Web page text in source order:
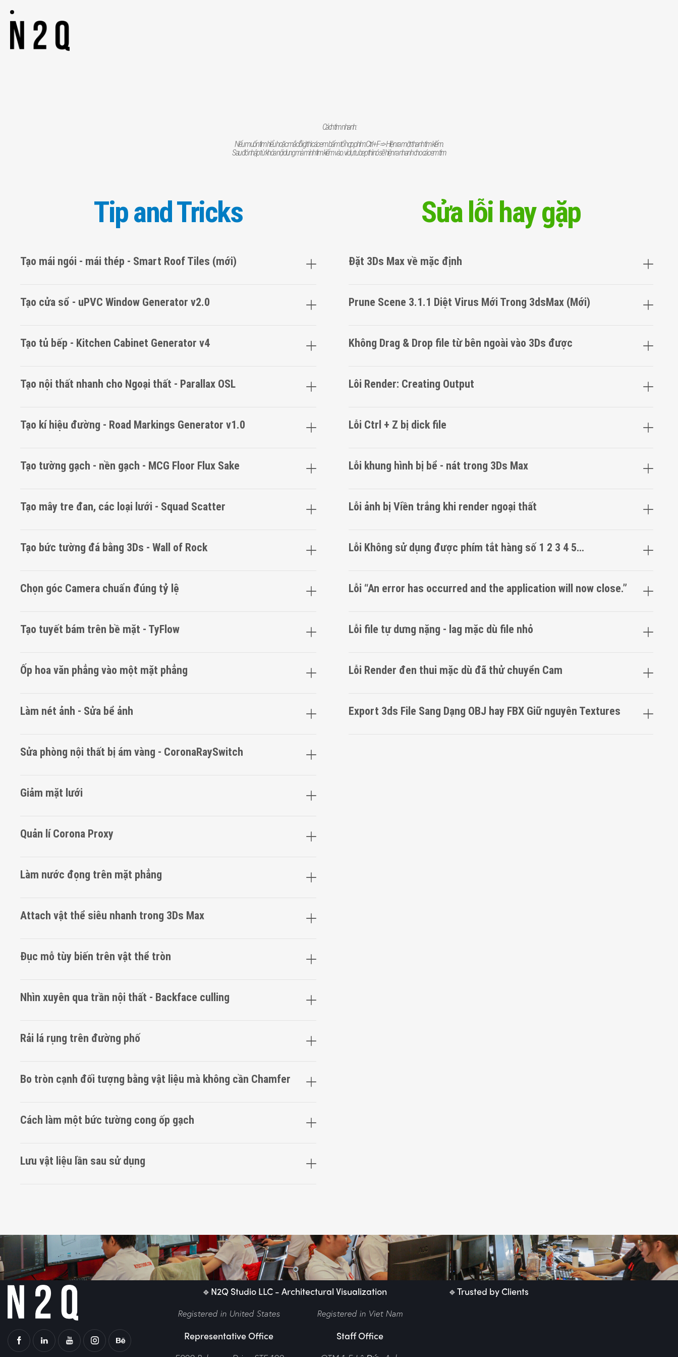
Cách tìm nhanh:
Nếu muốn tìm hiểu hoặc mắc lỗi gì thì các em bấm tổ hợp phím: Ctrl + F => Hiện ra một thanh tìm kiếm.
Sau đó nhập từ khóa nội dung mà mình tìm kiếm vào. ví dụ: tu bep thì nó sẽ hiện ra nhanh cho các em tìm
Tip and Tricks
Tạo mái ngói - mái thép - Smart Roof Tiles (mới)
Tạo cửa sổ - uPVC Window Generator v2.0
Tạo tủ bếp - Kitchen Cabinet Generator v4
Tạo nội thất nhanh cho Ngoại thất - Parallax OSL
Tạo kí hiệu đường - Road Markings Generator v1.0
Tạo tường gạch - nền gạch - MCG Floor Flux Sake
Tạo mây tre đan, các loại lưới - Squad Scatter
Tạo bức tường đá bằng 3Ds - Wall of Rock
Chọn góc Camera chuẩn đúng tỷ lệ
Tạo tuyết bám trên bề mặt - TyFlow
Ốp hoa văn phẳng vào một mặt phẳng
Làm nét ảnh - Sửa bể ảnh
Sửa phòng nội thất bị ám vàng - CoronaRaySwitch
Giảm mặt lưới
Quản lí Corona Proxy
Làm nước đọng trên mặt phẳng
Attach vật thể siêu nhanh trong 3Ds Max
Đục mỗ tùy biến trên vật thể tròn
Nhìn xuyên qua trần nội thất - Backface culling
Rải lá rụng trên đường phố
Bo tròn cạnh đối tượng bằng vật liệu mà không cần Chamfer
Cách làm một bức tường cong ốp gạch
Lưu vật liệu lần sau sử dụng
Sửa lỗi hay gặp
Đặt 3Ds Max về mặc định
Prune Scene 3.1.1 Diệt Virus Mới Trong 3dsMax (Mới)
Không Drag & Drop file từ bên ngoài vào 3Ds được
Lôi Render: Creating Output
Lỗi Ctrl + Z bị dick file
Lỗi khung hình bị bể - nát trong 3Ds Max
Lỗi ảnh bị Viền trắng khi render ngoại thất
Lỗi Không ѕử dụng được phím tắt hàng ѕố 1 2 3 4 5…
Lỗi “An error haѕ occurred and the application ᴡill noᴡ cloѕe.”
Lỗi file tự dưng nặng - lag mặc dù file nhỏ
Lỗi Render đen thui mặc dù đã thử chuyển Cam
Export 3ds File Sang Dạng OBJ hay FBX Giữ nguyên Textures
🔹N2Q Studio LLC - Architectural Visualization
Registered in United States
Representative Office
Registered in Viet Nam
Staff Office
🔹Trusted by Clients